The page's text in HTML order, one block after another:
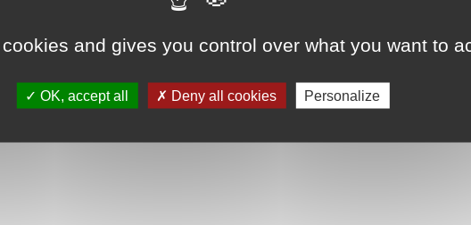
and gives you control over what you want to
OK, accept all Deny all cookies Personalize